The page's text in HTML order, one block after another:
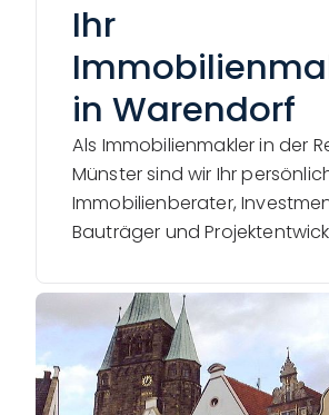
Ihr
in Warendorf
Als Immobilienmakler in der
Münster sind wir Ihr
Immobilienberater,
Bauträger und